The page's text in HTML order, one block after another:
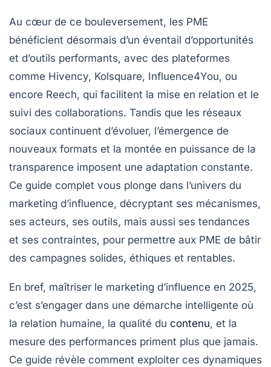
Au cœur de ce bouleversement, les PME
bénéficient désormais d’un éventail d’opportunités
et d’outils performants, avec des plateformes
comme Hivency, Kolsquare, Influence4You, ou
encore Reech, qui facilitent la mise en relation et le
suivi des collaborations. Tandis que les réseaux
sociaux continuent d’évoluer, l’émergence de
nouveaux formats et la montée en puissance de la
transparence imposent une adaptation constante.
Ce guide complet vous plonge dans l’univers du
marketing d’influence, décryptant ses mécanismes,
ses acteurs, ses outils, mais aussi ses tendances
et ses contraintes, pour permettre aux PME de bâtir
des campagnes solides, éthiques et rentables.
En bref, maîtriser le marketing d’influence en 2025,
c’est s’engager dans une démarche intelligente où
la relation humaine, la qualité du contenu, et la
mesure des performances priment plus que jamais.
Ce guide révèle comment exploiter ces dynamiques